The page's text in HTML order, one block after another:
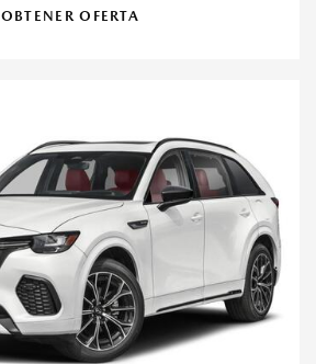
OBTENER OFERTA